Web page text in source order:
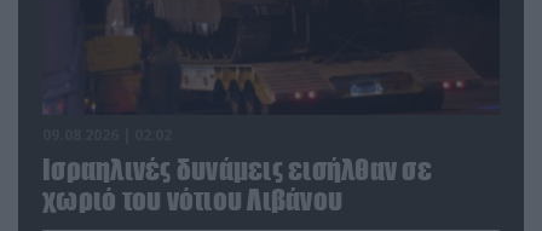
Ισραηλινές δυνάμεις εισήλθαν σε
χωριό του νότιου Λιβάνου